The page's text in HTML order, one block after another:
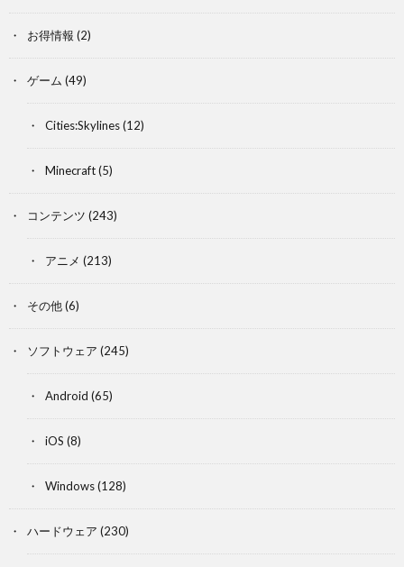
お得情報 (2)
ゲーム (49)
Cities:Skylines(12)
Minecraft(5)
コンテンツ (243)
アニメ (213)
その他(6)
ソフトウェア (245)
Android (65)
iOS (8)
Windows(128)
ハードウェア (230)